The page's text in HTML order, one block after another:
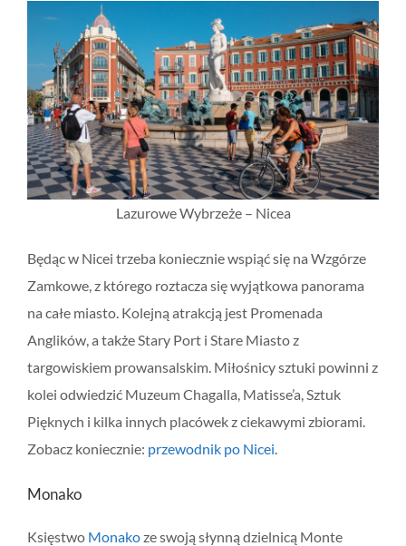
Lazurowe Wybrzeże – Nicea
Będąc w Nicei trzeba koniecznie wspiąć się na Wzgórze
Zamkowe, z którego roztacza się wyjątkowa panorama
na całe miasto. Kolejną atrakcją jest Promenada
Anglików, a także Stary Port i Stare Miasto z
targowiskiem prowansalskim. Miłośnicy sztuki powinni z
kolei odwiedzić Muzeum Chagalla, Matisse’a, Sztuk
Pięknych i kilka innych placówek z ciekawymi zbiorami.
Zobacz koniecznie: przewodnik po Nicei
Monako
Księstwo Monakoze swoją słynną dzielnicą Monte